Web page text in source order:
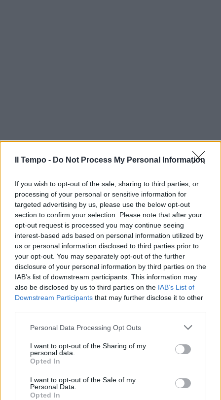
Il Tempo - Do Not Process My Personal Information
If you wish to opt-out of the sale, sharing to third parties, or
processing of your personal or sensitive information for
targeted advertising by us, please use the below opt-out
section to confirm your selection. Please note that after your
opt-out request is processed you may continue seeing
interest-based ads based on personal information utilized by
us or personal information disclosed to third parties prior to
your opt-out. You may separately opt-out of the further
disclosure of your personal information by third parties on the
IAB’s list of downstream participants. This information may
also be disclosed by us to third parties on the IAB’s List of
Downstream Participants that may further disclose it to other
Personal Data Processing Opt Outs
I want to opt-out of the Sharing of my
personal data.
Opted In
I want to opt-out of the Sale of my
Personal Data.
Opted In